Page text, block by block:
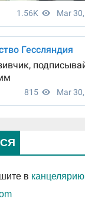
в канцелярию